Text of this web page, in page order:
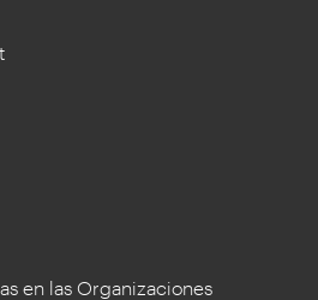
en las Organizaciones